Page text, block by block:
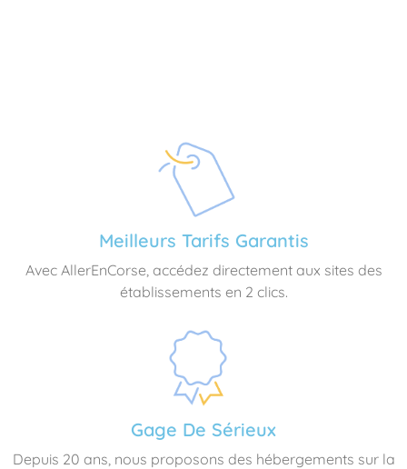
Meilleurs Tarifs Garantis
Avec AllerEnCorse, accédez directement aux sites des
établissements en 2 clics.
Gage De Sérieux
Depuis 20 ans, nous proposons des hébergements sur la